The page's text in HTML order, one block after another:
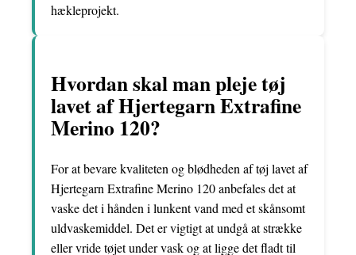
hækleprojekt.
Hvordan skal man pleje tøj
lavet af Hjertegarn Extrafine
Merino 120?
For at bevare kvaliteten og blødheden af tøj lavet af
Hjertegarn Extrafine Merino 120 anbefales det at
vaske det i hånden i lunkent vand med et skånsomt
uldvaskemiddel. Det er vigtigt at undgå at strække
eller vride tøjet under vask og at ligge det fladt til